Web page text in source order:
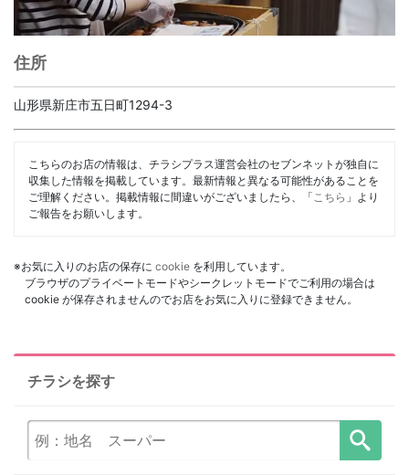
住所
山形県新庄市五日町1294-3
こちらのお店の情報は、チラシプラス運営会社のセブンネットが独自に
収集した情報を掲載しています。最新情報と異なる可能性があることを
ご理解ください。掲載情報に間違いがございましたら、「 こちら 」より
ご報告をお願いします。
※お気に入りのお店の保存に cookie を利用しています。
ブラウザのプライベートモードやシークレットモードでご利用の場合は
cookie が保存されませんのでお店をお気に入りに登録できません。
チラシを探す